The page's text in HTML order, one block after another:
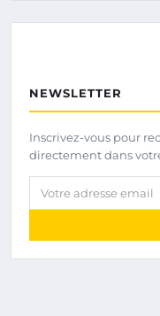
NEWSLETTER
Inscrivez-vous pour
directement dans
Votre adresse email